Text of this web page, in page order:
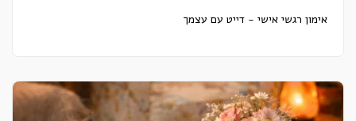
אימון רגשי אישי - דייט עם עצמך